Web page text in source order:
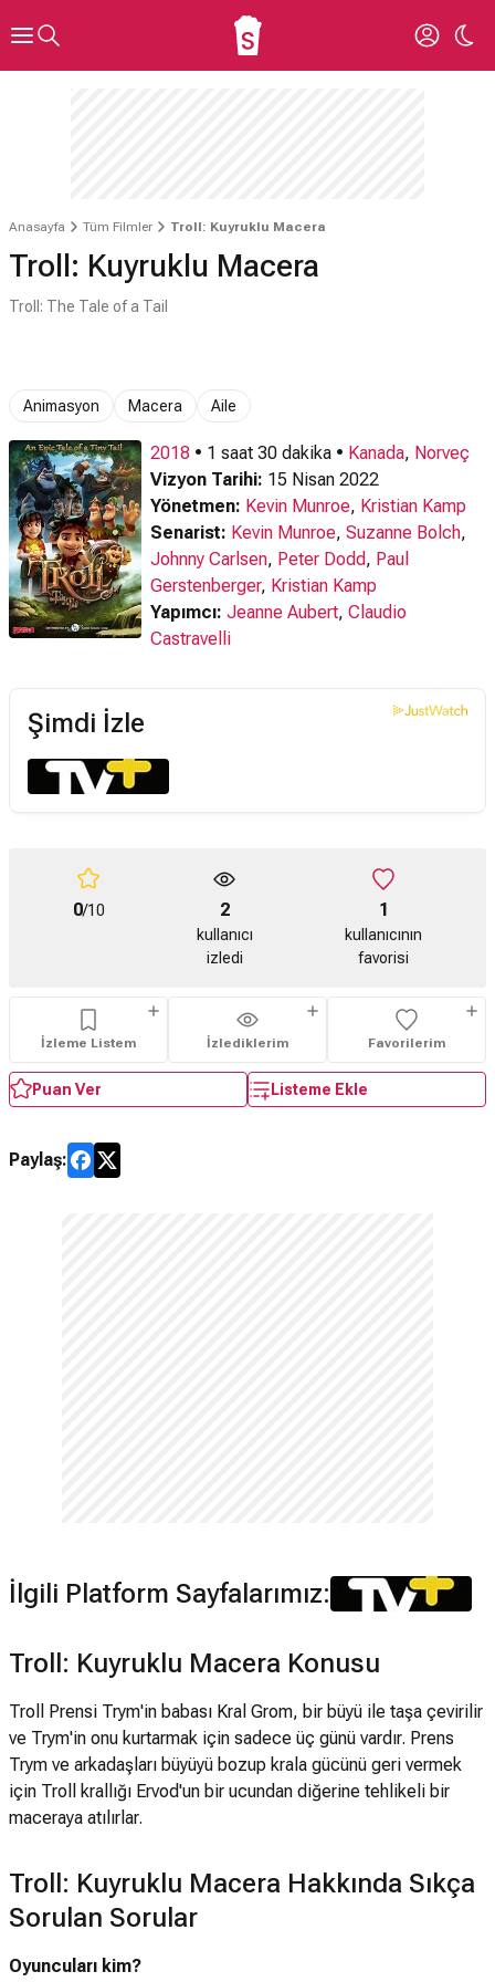
Anasayfa Tüm Filmler Troll: Kuyruklu Macera
Troll: Kuyruklu Macera
Troll: The Tale of a Tail
Animasyon Macera Aile
2018 • 1 saat 30 dakika • Kanada, Norveç
Vizyon Tarihi: 15 Nisan 2022
Yönetmen: Kevin Munroe, Kristian Kamp
Senarist: Kevin Munroe, Suzanne Bolch,
Johnny Carlsen, Peter Dodd, Paul
Gerstenberger, Kristian Kamp
Yapımcı: Jeanne Aubert, Claudio
Castravelli
Şimdi İzle
0/10 2
kullanıcı
izledi
1
kullanıcının
favorisi
İzleme Listem İzlediklerim Favorilerim
Puan Ver Listeme Ekle
Paylaş:
İlgili Platform Sayfalarımız:
Troll: Kuyruklu Macera Konusu
Troll Prensi Trym'in babası Kral Grom, bir büyü ile taşa çevirilir
ve Trym'in onu kurtarmak için sadece üç günü vardır. Prens
Trym ve arkadaşları büyüyü bozup krala gücünü geri vermek
için Troll krallığı Ervod'un bir ucundan diğerine tehlikeli bir
maceraya atılırlar.
Troll: Kuyruklu Macera Hakkında Sıkça
Sorulan Sorular
Oyuncuları kim?